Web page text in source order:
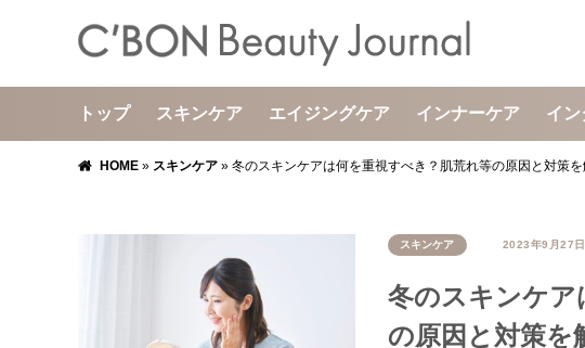
トップ スキンケア エイジングケア インナーケア イン
HOME » スキンケア » 冬のスキンケアは何を重視すべき？肌荒れ等の原因と対策
スキンケア 2023年9月27日
冬のスキンケア
の原因と対策を